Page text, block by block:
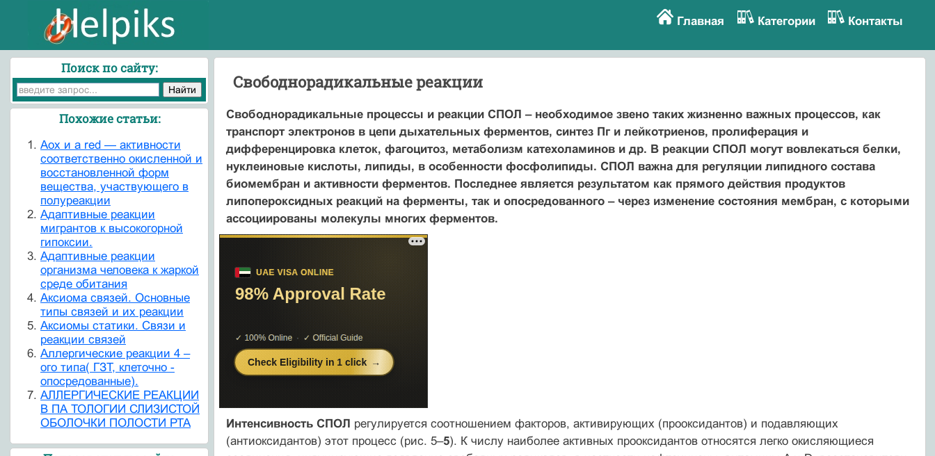
Главная Категории Контакты
Свободнорадикальные реакции
Свободнорадикальные процессы и реакции СПОЛ – необходимое звено таких жизненно важных процессов, как
транспорт электронов в цепи дыхательных ферментов, синтез Пг и лейкотриенов, пролиферация и
дифференцировка клеток, фагоцитоз, метаболизм катехоламинов и др. В реакции СПОЛ могут вовлекаться белки,
нуклеиновые кислоты, липиды, в особенности фосфолипиды. СПОЛ важна для регуляции липидного состава
биомембран и активности ферментов. Последнее является результатом как прямого действия продуктов
липопероксидных реакций на ферменты, так и опосредованного – через изменение состояния мембран, с которыми
ассоциированы молекулы многих ферментов.
Интенсивность СПОЛ регулируется соотношением факторов, активирующих (прооксидантов) и подавляющих
(антиоксидантов) этот процесс (рис. 5–5). К числу наиболее активных прооксидантов относятся легко окисляющиеся
Поиск по сайту:
Похожие статьи:
Aox и a red — активности
соответственно окисленной и
восстановленной форм
вещества, участвующего в
полуреакции
Адаптивные реакции
мигрантов к высокогорной
гипоксии.
Адаптивные реакции
организма человека к жаркой
среде обитания
Аксиома связей. Основные
типы связей и их реакции
Аксиомы статики. Связи и
реакции связей
Аллергические реакции 4 –
ого типа( ГЗТ, клеточно -
опосредованные).
АЛЛЕРГИЧЕСКИЕ РЕАКЦИИ
В ПА ТОЛОГИИ СЛИЗИСТОЙ
ОБОЛОЧКИ ПОЛОСТИ РТА